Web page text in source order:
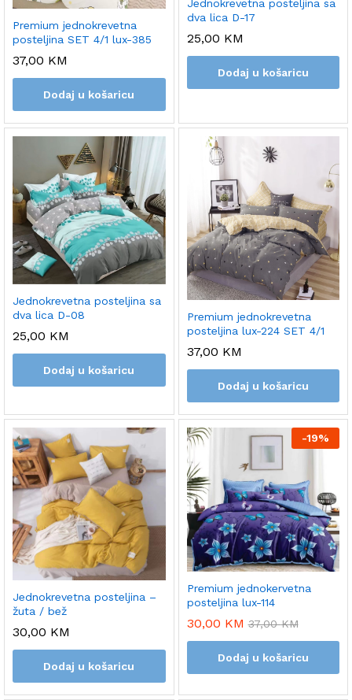
Premium jednokrevetna
posteljina SET 4/1 lux-385
37,00 KM
Dodaj u košaricu
Jednokrevetna posteljina sa
dva lica D-17
25,00 KM
Dodaj u košaricu
Jednokrevetna posteljina sa
dva lica D-08
25,00 KM
Dodaj u košaricu
Premium jednokrevetna
posteljina lux-224 SET 4/1
37,00 KM
Dodaj u košaricu
Jednokrevetna posteljina –
žuta / bež
30,00 KM
Dodaj u košaricu
-19%
Premium jednokervetna
posteljina lux-114
30,00 KM 37,00KM
Dodaj u košaricu